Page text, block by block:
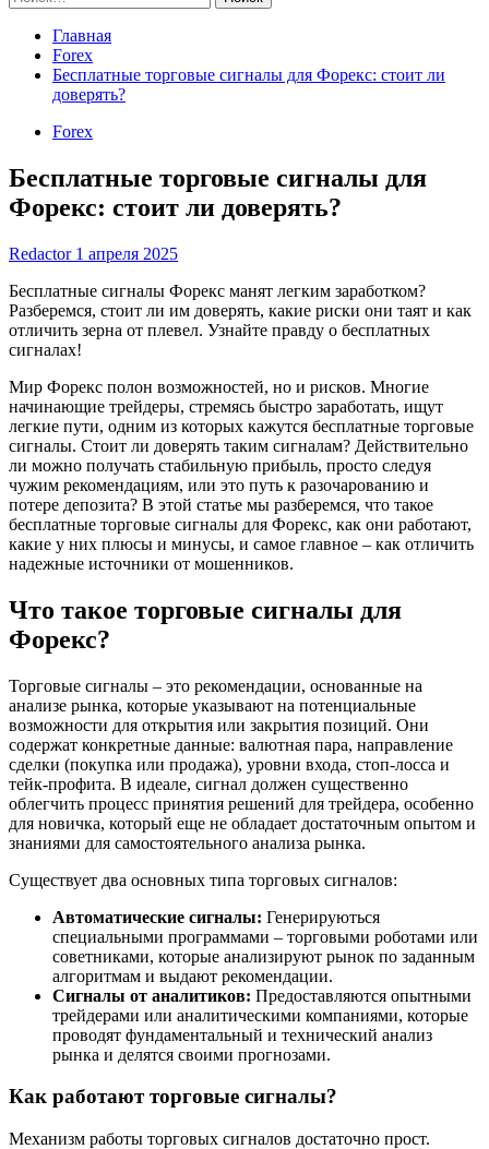
Главная
Forex
Бесплатные торговые сигналы для Форекс: стоит ли
доверять?
Forex
Бесплатные торговые сигналы для
Форекс: стоит ли доверять?
Redactor 1 апреля 2025
Бесплатные сигналы Форекс манят легким заработком?
Разберемся, стоит ли им доверять, какие риски они таят и как
отличить зерна от плевел. Узнайте правду о бесплатных
сигналах!
Мир Форекс полон возможностей, но и рисков. Многие
начинающие трейдеры, стремясь быстро заработать, ищут
легкие пути, одним из которых кажутся бесплатные торговые
сигналы. Стоит ли доверять таким сигналам? Действительно
ли можно получать стабильную прибыль, просто следуя
чужим рекомендациям, или это путь к разочарованию и
потере депозита? В этой статье мы разберемся, что такое
бесплатные торговые сигналы для Форекс, как они работают,
какие у них плюсы и минусы, и самое главное – как отличить
надежные источники от мошенников.
Что такое торговые сигналы для
Форекс?
Торговые сигналы – это рекомендации, основанные на
анализе рынка, которые указывают на потенциальные
возможности для открытия или закрытия позиций. Они
содержат конкретные данные: валютная пара, направление
сделки (покупка или продажа), уровни входа, стоп-лосса и
тейк-профита. В идеале, сигнал должен существенно
облегчить процесс принятия решений для трейдера, особенно
для новичка, который еще не обладает достаточным опытом и
знаниями для самостоятельного анализа рынка.
Существует два основных типа торговых сигналов:
Автоматические сигналы: Генерируються
специальными программами – торговыми роботами или
советниками, которые анализируют рынок по заданным
алгоритмам и выдают рекомендации.
Сигналы от аналитиков: Предоставляются опытными
трейдерами или аналитическими компаниями, которые
проводят фундаментальный и технический анализ
рынка и делятся своими прогнозами.
Как работают торговые сигналы?
Механизм работы торговых сигналов достаточно прост.